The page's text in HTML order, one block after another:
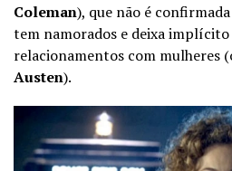
Coleman), que não é
tem namorados e deixa implícito
relacionamentos com mulheres
Austen).